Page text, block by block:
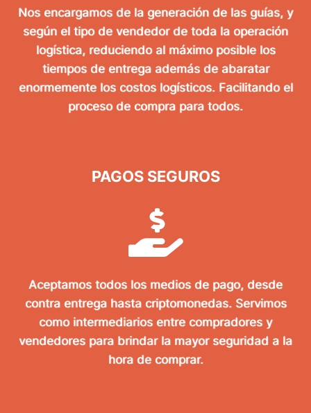
Nos encargamos de la generación de las guías, y
según el tipo de vendedor de toda la operación
logística, reduciendo al máximo posible los
tiempos de entrega además de abaratar
enormemente los costos logísticos. Facilitando el
proceso de compra para todos.
PAGOS SEGUROS
Aceptamos todos los medios de pago, desde
contra entrega hasta criptomonedas. Servimos
como intermediarios entre compradores y
vendedores para brindar la mayor seguridad a la
hora de comprar.